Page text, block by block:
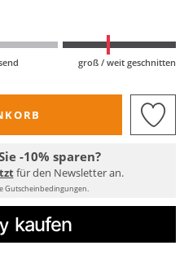
groß / weit geschnitten
-10% sparen?
für den Newsletter an.
Gutscheinbedingungen.